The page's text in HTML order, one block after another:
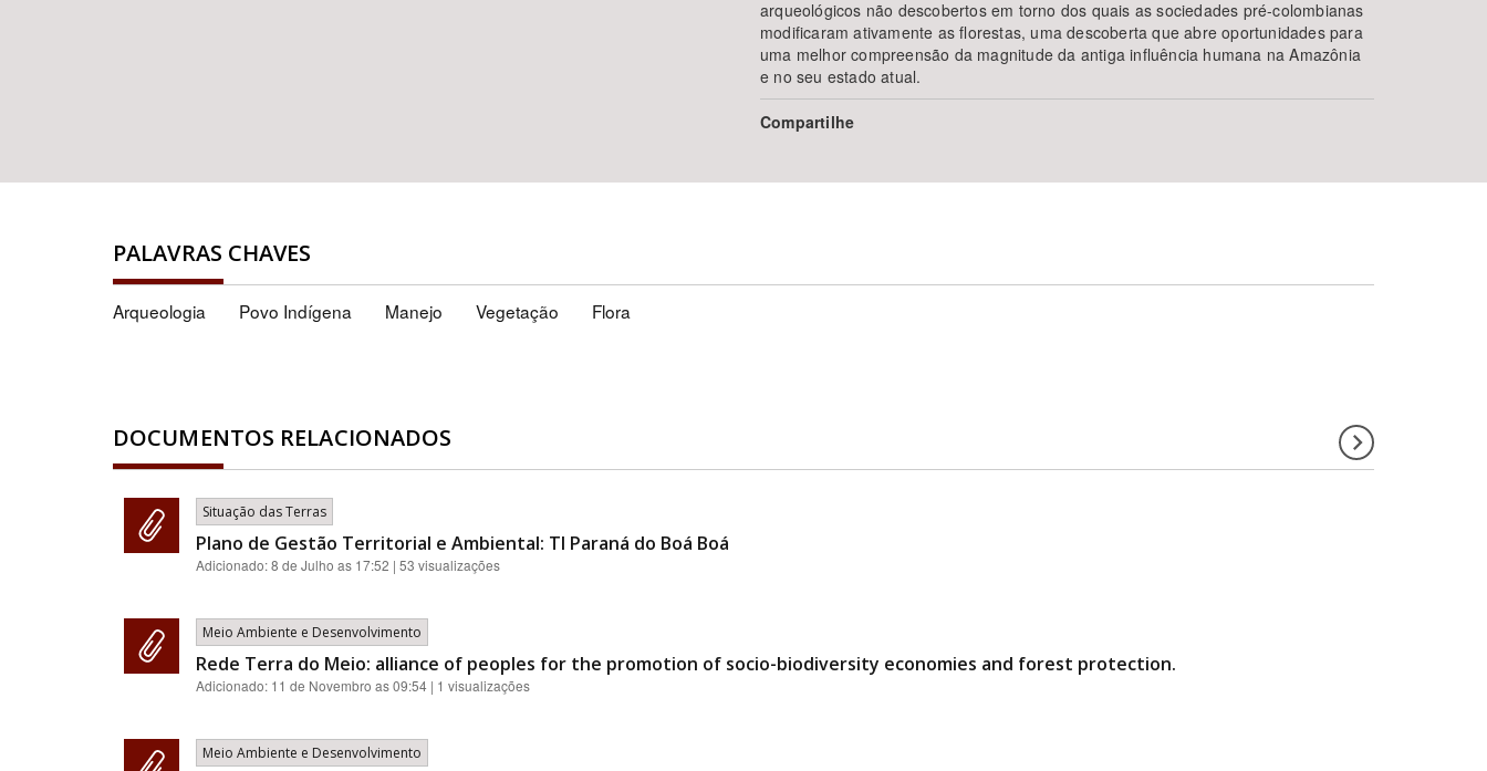
arqueológicos não descobertos em torno dos quais as sociedades pré-colombianas
modificaram ativamente as florestas, uma descoberta que abre oportunidades para
uma melhor compreensão da magnitude da antiga influência humana na Amazônia
e no seu estado atual.
Compartilhe
PALAVRAS CHAVES
Arqueologia Povo Indígena Manejo Vegetação Flora
DOCUMENTOS RELACIONADOS
Situação das Terras
Plano de Gestão Territorial e Ambiental: TI Paraná do Boá Boá
Adicionado:8 de Julho as 17:52 | 53 visualizações
Meio Ambiente e Desenvolvimento
Rede Terra do Meio: alliance of peoples for the promotion of socio-biodiversity economies and forest protection.
Adicionado: 11 de Novembro as 09:54 | 1 visualizações
Meio Ambiente e Desenvolvimento